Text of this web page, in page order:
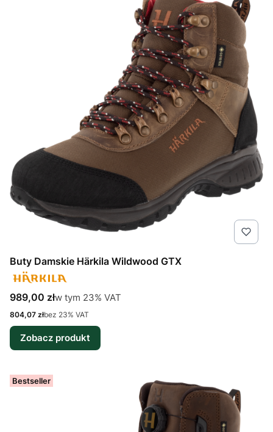
Buty Damskie Härkila Wildwood GTX
Cena brutto
989,00 złw tym %s VAT
w tym 23% VAT
Cena netto
804,07 złbez 23% VAT
Zobacz produkt
Bestseller